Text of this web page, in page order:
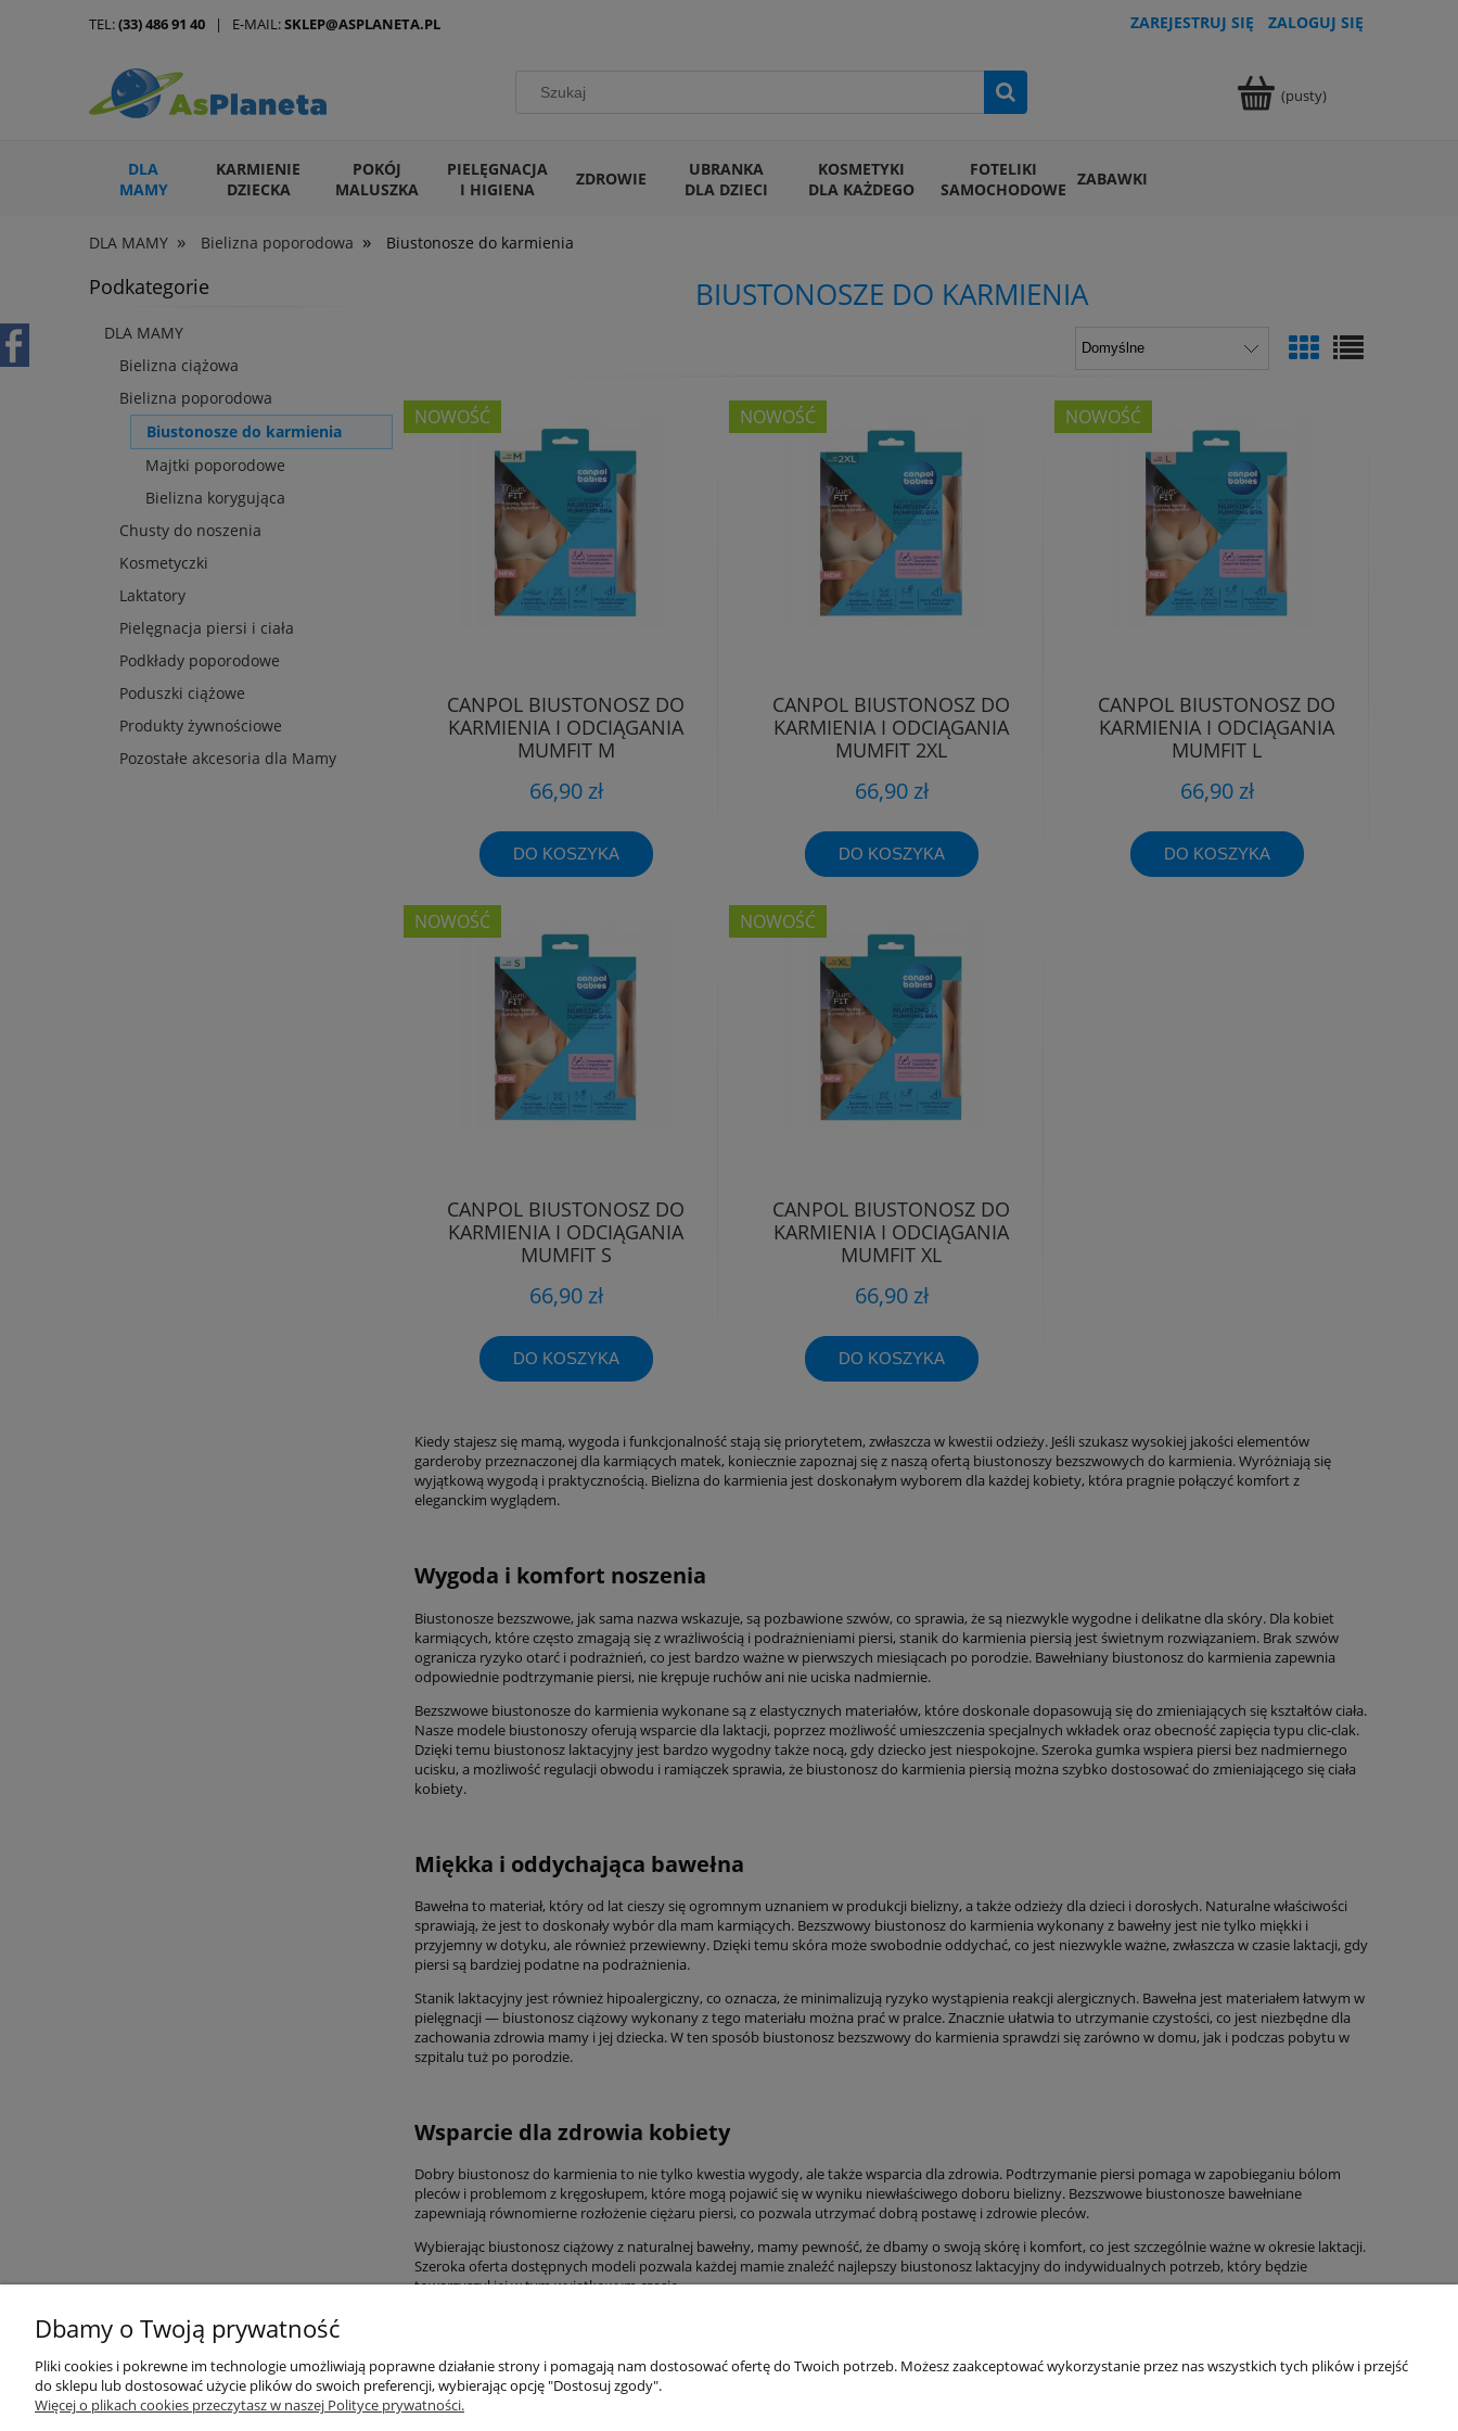
ZAREJESTRUJ SIĘ ZALOGUJ SIĘ
(pusty)
DLA
MAMY
KARMIENIE
DZIECKA
POKÓJ
MALUSZKA
PIELĘGNACJA
I HIGIENA
ZDROWIE
UBRANKA
DLA DZIECI
KOSMETYKI
DLA KAŻDEGO
FOTELIKI
SAMOCHODOWE ZABAWKI
ARTYKUŁY DLA ZWIERZĄT
DLA MAMY » Bielizna poporodowa » Biustonosze do karmienia
TEL:(33) 486 91 40 | E-MAIL:SKLEP@ASPLANETA.PL
Podkategorie
DLA MAMY
Bielizna ciążowa
Bielizna poporodowa
Biustonosze do karmienia
Majtki poporodowe
Bielizna korygująca
Chusty do noszenia
Kosmetyczki
Laktatory
Pielęgnacja piersi i ciała
Podkłady poporodowe
Poduszki ciążowe
Produkty żywnościowe
Pozostałe akcesoria dla Mamy
BIUSTONOSZE DO KARMIENIA
CANPOL BIUSTONOSZ DO
KARMIENIA I ODCIĄGANIA
MUMFIT M
66,90 zł
DO KOSZYKA
NOWOŚĆ
CANPOL BIUSTONOSZ DO
KARMIENIA I ODCIĄGANIA
MUMFIT 2XL
66,90 zł
DO KOSZYKA
NOWOŚĆ
CANPOL BIUSTONOSZ DO
KARMIENIA I ODCIĄGANIA
MUMFIT L
66,90 zł
DO KOSZYKA
NOWOŚĆ
CANPOL BIUSTONOSZ DO
KARMIENIA I ODCIĄGANIA
MUMFIT S
66,90 zł
DO KOSZYKA
NOWOŚĆ
CANPOL BIUSTONOSZ DO
KARMIENIA I ODCIĄGANIA
MUMFIT XL
66,90 zł
DO KOSZYKA
NOWOŚĆ
Kiedy stajesz się mamą, wygoda i funkcjonalność stają się priorytetem, zwłaszcza w kwestii odzieży. Jeśli szukasz wysokiej jakości elementów
garderoby przeznaczonej dla karmiących matek, koniecznie zapoznaj się z naszą ofertą biustonoszy bezszwowych do karmienia. Wyróżniają się
wyjątkową wygodą i praktycznością. Bielizna do karmienia jest doskonałym wyborem dla każdej kobiety, która pragnie połączyć komfort z
eleganckim wyglądem.
Wygoda i komfort noszenia
Biustonosze bezszwowe, jak sama nazwa wskazuje, są pozbawione szwów, co sprawia, że są niezwykle wygodne i delikatne dla skóry. Dla kobiet
karmiących, które często zmagają się z wrażliwością i podrażnieniami piersi, stanik do karmienia piersią jest świetnym rozwiązaniem. Brak szwów
ogranicza ryzyko otarć i podrażnień, co jest bardzo ważne w pierwszych miesiącach po porodzie. Bawełniany biustonosz do karmienia zapewnia
odpowiednie podtrzymanie piersi, nie krępuje ruchów ani nie uciska nadmiernie.
Bezszwowe biustonosze do karmienia wykonane są z elastycznych materiałów, które doskonale dopasowują się do zmieniających się kształtów ciała.
Nasze modele biustonoszy oferują wsparcie dla laktacji, poprzez możliwość umieszczenia specjalnych wkładek oraz obecność zapięcia typu clic-clak.
Dzięki temu biustonosz laktacyjny jest bardzo wygodny także nocą, gdy dziecko jest niespokojne. Szeroka gumka wspiera piersi bez nadmiernego
ucisku, a możliwość regulacji obwodu i ramiączek sprawia, że biustonosz do karmienia piersią można szybko dostosować do zmieniającego się ciała
kobiety.
Miękka i oddychająca bawełna
Bawełna to materiał, który od lat cieszy się ogromnym uznaniem w produkcji bielizny, a także odzieży dla dzieci i dorosłych. Naturalne właściwości
sprawiają, że jest to doskonały wybór dla mam karmiących. Bezszwowy biustonosz do karmienia wykonany z bawełny jest nie tylko miękki i
przyjemny w dotyku, ale również przewiewny. Dzięki temu skóra może swobodnie oddychać, co jest niezwykle ważne, zwłaszcza w czasie laktacji, gdy
piersi są bardziej podatne na podrażnienia.
Stanik laktacyjny jest również hipoalergiczny, co oznacza, że minimalizują ryzyko wystąpienia reakcji alergicznych. Bawełna jest materiałem łatwym w
pielęgnacji — biustonosz ciążowy wykonany z tego materiału można prać w pralce. Znacznie ułatwia to utrzymanie czystości, co jest niezbędne dla
zachowania zdrowia mamy i jej dziecka. W ten sposób biustonosz bezszwowy do karmienia sprawdzi się zarówno w domu, jak i podczas pobytu w
szpitalu tuż po porodzie.
Wsparcie dla zdrowia kobiety
Dobry biustonosz do karmienia to nie tylko kwestia wygody, ale także wsparcia dla zdrowia. Podtrzymanie piersi pomaga w zapobieganiu bólom
pleców i problemom z kręgosłupem, które mogą pojawić się w wyniku niewłaściwego doboru bielizny. Bezszwowe biustonosze bawełniane
zapewniają równomierne rozłożenie ciężaru piersi, co pozwala utrzymać dobrą postawę i zdrowie pleców.
Wybierając biustonosz ciążowy z naturalnej bawełny, mamy pewność, że dbamy o swoją skórę i komfort, co jest szczególnie ważne w okresie laktacji.
Szeroka oferta dostępnych modeli pozwala każdej mamie znaleźć najlepszy biustonosz laktacyjny do indywidualnych potrzeb, który będzie
towarzyszył jej w tym wyjątkowym czasie.
Przydatne linki
Nowości
Warunki zakupów
Regulaminy
Moje konto Informacje o sklepie
Dbamy o Twoją prywatność
Pliki cookies i pokrewne im technologie umożliwiają poprawne działanie strony i pomagają nam dostosować ofertę do Twoich potrzeb. Możesz zaakceptować wykorzystanie przez nas wszystkich tych plików i przejść
do sklepu lub dostosować użycie plików do swoich preferencji, wybierając opcję "Dostosuj zgody".
Więcej o plikach cookies przeczytasz w naszej Polityce prywatności.